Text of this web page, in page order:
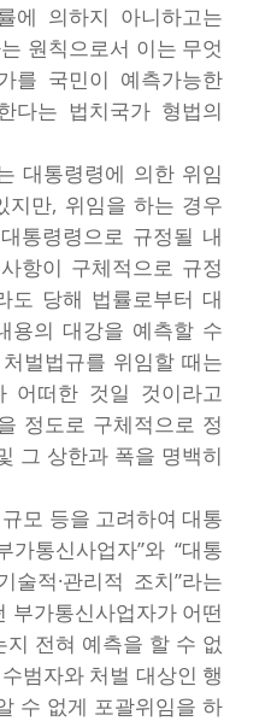
에 의하지 아니하고는
원칙으로서 이는 무엇
를 국민이 예측가능한
다는 법치국가 형법의
대통령령에 의한 위임
지만, 위임을 하는 경우
통령령으로 규정될 내
항이 구체적으로 규정
도 당해 법률로부터 대
용의 대강을 예측할 수
벌법규를 위임할 때는
어떠한 것일 것이라고
정도로 구체적으로 정
그 상한과 폭을 명백히
모 등을 고려하여 대통
가통신사업자”와 “대통
술적·관리적 조치”라는
부가통신사업자가 어떤
전혀 예측을 할 수 없
범자와 처벌 대상인 행
수 없게 포괄위임을 하